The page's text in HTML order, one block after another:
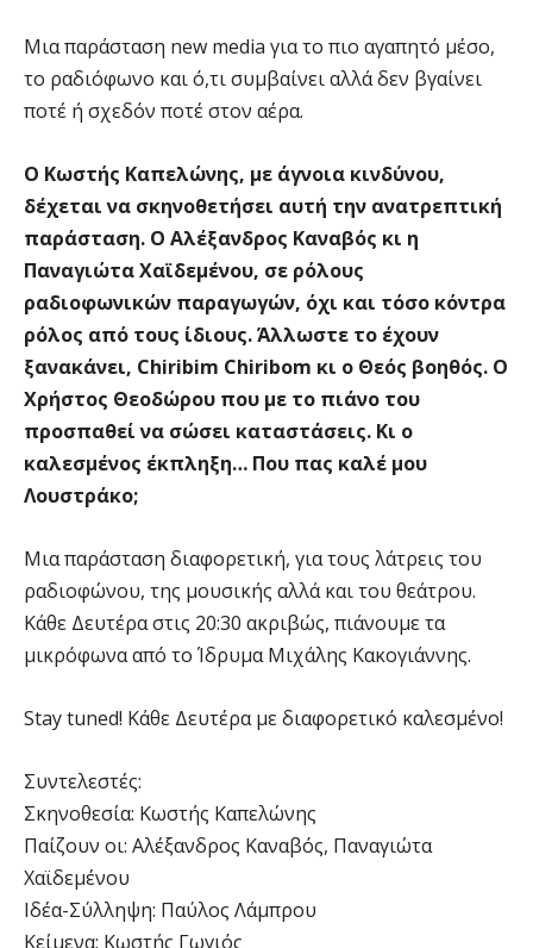
Μια παράσταση new media για το πιο αγαπητό μέσο,
το ραδιόφωνο και ό,τι συμβαίνει αλλά δεν βγαίνει
ποτέ ή σχεδόν ποτέ στον αέρα.
Ο Κωστής Καπελώνης, με άγνοια κινδύνου,
δέχεται να σκηνοθετήσει αυτή την ανατρεπτική
παράσταση. Ο Αλέξανδρος Καναβός κι η
Παναγιώτα Χαϊδεμένου, σε ρόλους
ραδιοφωνικών παραγωγών, όχι και τόσο κόντρα
ρόλος από τους ίδιους. Άλλωστε το έχουν
ξανακάνει, Chiribim Chiribom κι ο Θεός βοηθός. Ο
Χρήστος Θεοδώρου που με το πιάνο του
προσπαθεί να σώσει καταστάσεις. Κι ο
καλεσμένος έκπληξη… Που πας καλέ μου
Λουστράκο;
Μια παράσταση διαφορετική, για τους λάτρεις του
ραδιοφώνου, της μουσικής αλλά και του θεάτρου.
Κάθε Δευτέρα στις 20:30 ακριβώς, πιάνουμε τα
μικρόφωνα από το Ίδρυμα Μιχάλης Κακογιάννης.
Stay tuned! Κάθε Δευτέρα με διαφορετικό καλεσμένο!
Συντελεστές:
Σκηνοθεσία: Κωστής Καπελώνης
Παίζουν οι: Αλέξανδρος Καναβός, Παναγιώτα
Χαϊδεμένου
Ιδέα-Σύλληψη: Παύλος Λάμπρου
Κείμενα: Κωστής Γωγιός